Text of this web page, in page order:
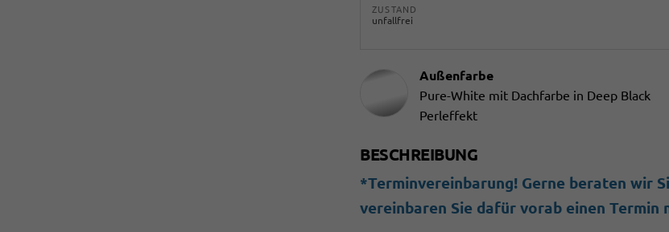
ZUSTAND
unfallfrei
Außenfarbe
Pure-White mit Dachfarbe in Deep Black
Perleffekt
BESCHREIBUNG
*Terminvereinbarung! Gerne beraten wir
vereinbaren Sie dafür vorab einen Termin